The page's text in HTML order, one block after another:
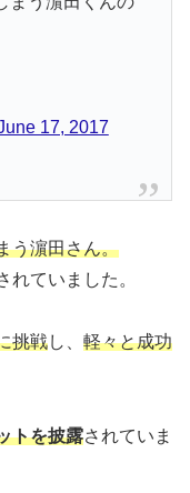
17, 2017
う濵田さん。
れていました。
挑戦し、 軽々と成功
トを披露されていま